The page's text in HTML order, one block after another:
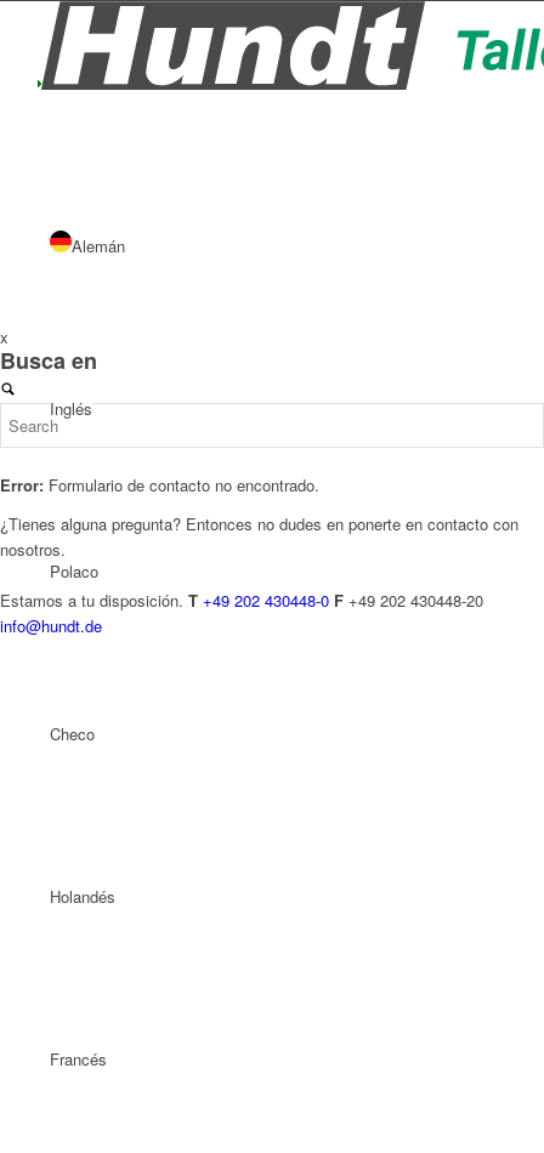
Alemán
Inglés
Polaco
Checo
Holandés
Francés
x
Busca en
Error: Formulario de contacto no encontrado.
¿Tienes alguna pregunta? Entonces no dudes en ponerte en contacto con
nosotros.
Estamos a tu disposición. T +49 202 430448-0 F +49 202 430448-20
info@hundt.de